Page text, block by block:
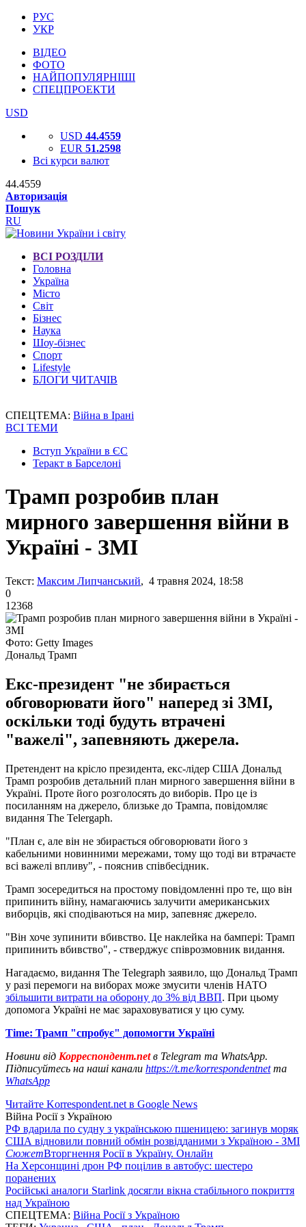
РУС
УКР
ВІДЕО
ФОТО
НАЙПОПУЛЯРНІШІ
СПЕЦПРОЕКТИ
USD
USD 44.4559
EUR 51.2598
Всі курси валют
44.4559
Авторизація
Пошук
RU
ВСІ РОЗДІЛИ
Головна
Україна
Місто
Світ
Бізнес
Наука
Шоу-бізнес
Спорт
Lifestyle
БЛОГИ ЧИТАЧІВ
СПЕЦТЕМА: Війна в Ірані
ВСІ ТЕМИ
Вступ України в ЄС
Теракт в Барселоні
Трамп розробив план
мирного завершення війни в
Україні - ЗМІ
Текст: Максим Липчанський, 4 травня 2024, 18:58
0
12368
Фото: Getty Images
Дональд Трамп
Екс-президент "не збирається
обговорювати його" наперед зі ЗМІ,
оскільки тоді будуть втрачені
"важелі", запевняють джерела.
Претендент на крісло президента, екс-лідер США Дональд
Трамп розробив детальний план мирного завершення війни в
Україні. Проте його розголосять до виборів. Про це із
посиланням на джерело, близьке до Трампа, повідомляє
видання The Telergaph.
"План є, але він не збирається обговорювати його з
кабельними новинними мережами, тому що тоді ви втрачаєте
всі важелі впливу", - пояснив співбесідник.
Трамп зосередиться на простому повідомленні про те, що він
припинить війну, намагаючись залучити американських
виборців, які сподіваються на мир, запевняє джерело.
"Він хоче зупинити вбивство. Це наклейка на бампері: Трамп
припинить вбивство", - стверджує співрозмовник видання.
Нагадаємо, видання The Telegraph заявило, що Дональд Трамп
у разі перемоги на виборах може змусити членів НАТО
збільшити витрати на оборону до 3% від ВВП. При цьому
допомога Україні не має зараховуватися у цю суму.
Time: Трамп "спробує" допомогти Україні
Новини від Корреспондент.netв Telegram та WhatsApp.
Підписуйтесь на наші канали https://t.me/korrespondentnetта
WhatsApp
Читайте Korrespondent.net в Google News
Війна Росії з Україною
РФ вдарила по судну з українською пшеницею: загинув моряк
США відновили повний обмін розвідданими з Україною - ЗМІ
СюжетВторгнення Росії в Україну. Онлайн
На Херсонщині дрон РФ поцілив в автобус: шестеро
поранених
Російські аналоги Starlink досягли вікна стабільного покриття
над Україною
СПЕЦТЕМА: Війна Росії з Україною